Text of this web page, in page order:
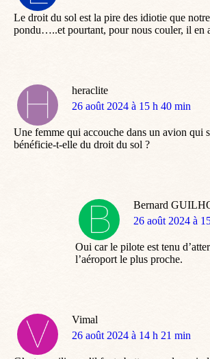
Le droit du sol est la pire des idiotie que
pondu…..et pourtant, pour nous couler, il en
heraclite
dit
26 août 2024 à 15 h 40 min
Une femme qui accouche dans un avion qui
bénéficie-t-elle du droit du sol ?
Bernard
dit
26 août 2024 à
Oui car le pilote est tenu
l’aéroport le plus proche.
Vimal
dit
26 août 2024 à 14 h 21 min